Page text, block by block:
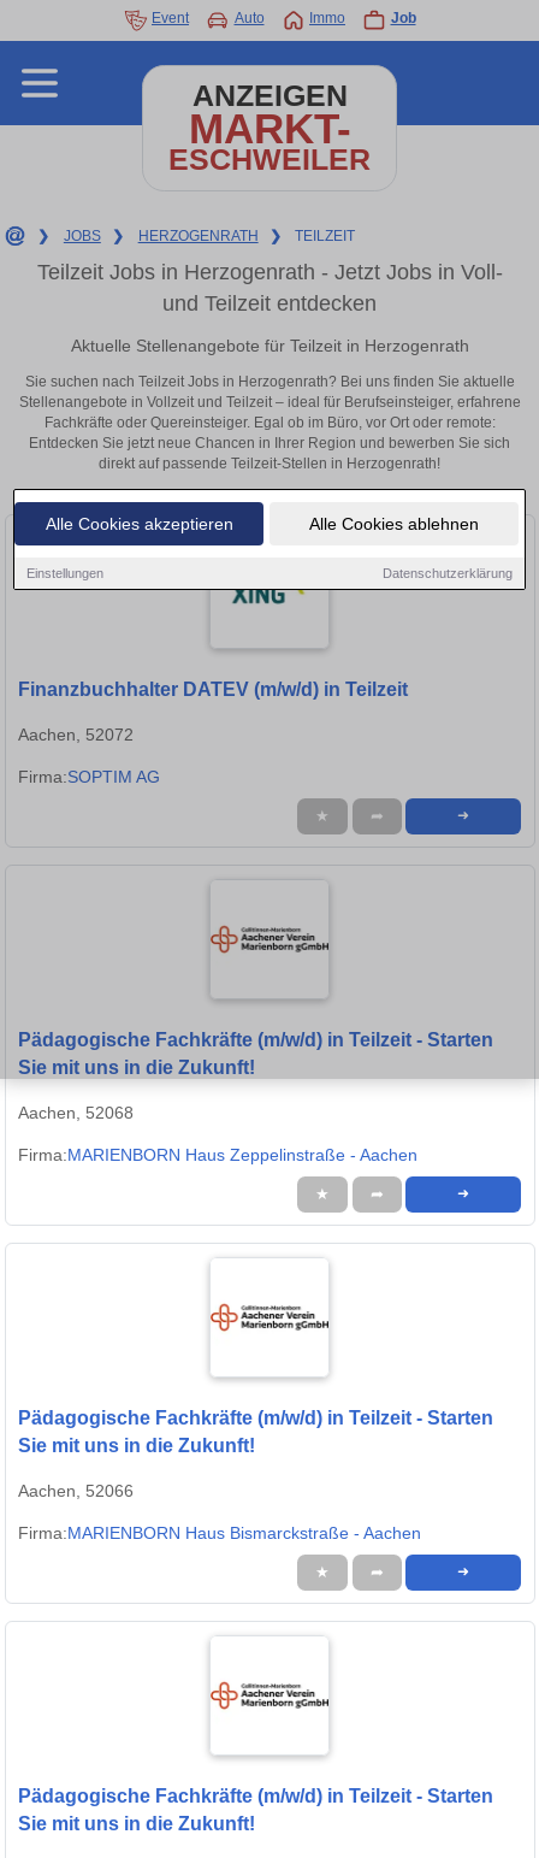
Alle Cookies akzeptieren Alle Cookies ablehnen
Einstellungen Datenschutzerklärung
Event Auto Immo Job
ANZEIGEN
MARKT-
ESCHWEILER
❯ JOBS ❯ HERZOGENRATH ❯ TEILZEIT
Teilzeit Jobs in Herzogenrath - Jetzt Jobs in Voll-
und Teilzeit entdecken
Aktuelle Stellenangebote für Teilzeit in Herzogenrath
Sie suchen nach Teilzeit Jobs in Herzogenrath? Bei uns finden Sie aktuelle
Stellenangebote in Vollzeit und Teilzeit – ideal für Berufseinsteiger, erfahrene
Fachkräfte oder Quereinsteiger. Egal ob im Büro, vor Ort oder remote:
Entdecken Sie jetzt neue Chancen in Ihrer Region und bewerben Sie sich
direkt auf passende Teilzeit-Stellen in Herzogenrath!
Finanzbuchhalter DATEV (m/w/d) in Teilzeit
Aachen, 52072
Firma:SOPTIM AG
★ ➦ ➜
Pädagogische Fachkräfte (m/w/d) in Teilzeit - Starten
Sie mit uns in die Zukunft!
Aachen, 52068
Firma:MARIENBORN Haus Zeppelinstraße - Aachen
★ ➦ ➜
Pädagogische Fachkräfte (m/w/d) in Teilzeit - Starten
Sie mit uns in die Zukunft!
Aachen, 52066
Firma:MARIENBORN Haus Bismarckstraße - Aachen
★ ➦ ➜
Pädagogische Fachkräfte (m/w/d) in Teilzeit - Starten
Sie mit uns in die Zukunft!